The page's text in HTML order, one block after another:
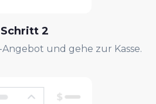
Schritt 2
Angebot und gehe zur Kasse.